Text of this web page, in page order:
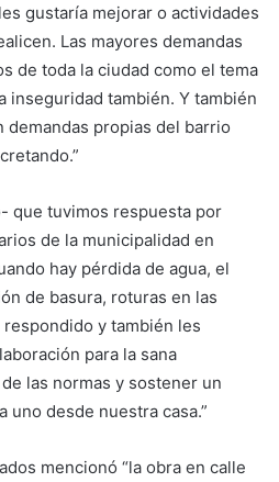
gustaría mejorar o actividades
Las mayores demandas
de toda la ciudad como el tema
inseguridad también. Y también
propias del barrio
que tuvimos respuesta por
de la municipalidad en
hay pérdida de agua, el
de basura, roturas en las
y también les
para la sana
las normas y sostener un
uno desde nuestra casa.”
mencionó “la obra en calle